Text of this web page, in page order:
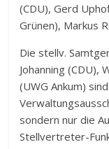
(CDU), Gerd
Grünen), Markus
Die stellv.
Johanning (CDU),
(UWG Ankum)
sondern nur die
Stellvertreter-